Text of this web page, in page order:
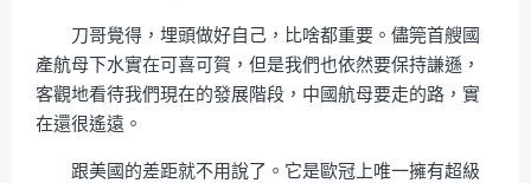
刀哥覺得，埋頭做好自己，比啥都重要。儘筦首艘國
產航母下水實在可喜可賀，但是我們也依然要保持謙遜，
客觀地看待我們現在的發展階段，中國航母要走的路，實
在還很遙遠。
跟美國的差距就不用說了。它是歐冠上唯一擁有超級